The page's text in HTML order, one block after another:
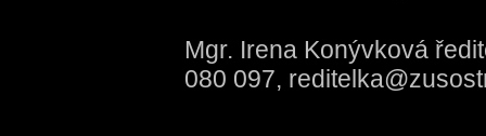
Mgr. Irena Konývková
080 097,